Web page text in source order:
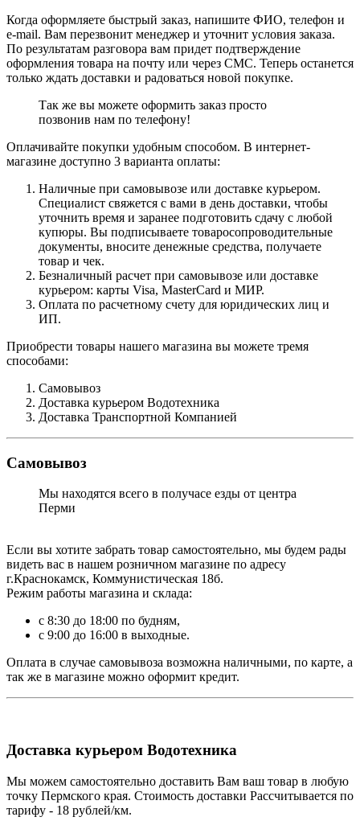
Когда оформляете быстрый заказ, напишите ФИО, телефон и
e-mail. Вам перезвонит менеджер и уточнит условия заказа.
По результатам разговора вам придет подтверждение
оформления товара на почту или через СМС. Теперь останется
только ждать доставки и радоваться новой покупке.
Так же вы можете оформить заказ просто
позвонив нам по телефону!
Оплачивайте покупки удобным способом. В интернет-
магазине доступно 3 варианта оплаты:
Наличные при самовывозе или доставке курьером.
Специалист свяжется с вами в день доставки, чтобы
уточнить время и заранее подготовить сдачу с любой
купюры. Вы подписываете товаросопроводительные
документы, вносите денежные средства, получаете
товар и чек.
Безналичный расчет при самовывозе или доставке
курьером: карты Visa, MasterCard и МИР.
Оплата по расчетному счету для юридических лиц и
ИП.
Приобрести товары нашего магазина вы можете тремя
способами:
Самовывоз
Доставка курьером Водотехника
Доставка Транспортной Компанией
Самовывоз
Мы находятся всего в получасе езды от центра
Перми
Если вы хотите забрать товар самостоятельно, мы будем рады
видеть вас в нашем розничном магазине по адресу
г.Краснокамск, Коммунистическая 18б.
Режим работы магазина и склада:
с 8:30 до 18:00 по будням,
с 9:00 до 16:00 в выходные.
Оплата в случае самовывоза возможна наличными, по карте, а
так же в магазине можно оформит кредит.
Доставка курьером Водотехника
Мы можем самостоятельно доставить Вам ваш товар в любую
точку Пермского края. Стоимость доставки Рассчитывается по
тарифу - 18 рублей/км.